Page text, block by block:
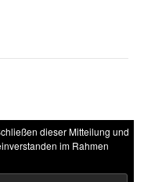
dieser Mitteilung und
im Rahmen